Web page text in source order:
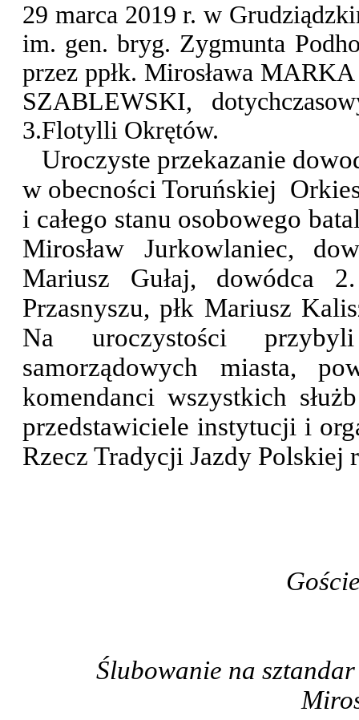
29 marca 2019 r. w
im. gen. bryg. Zygmunta
przez ppłk. Mirosława
SZABLEWSKI,
3.Flotylli Okrętów.
Uroczyste przekazanie
w obecności Toruńskiej
i całego stanu osobowego
Mirosław Jurkowlaniec,
Mariusz Gułaj, dowódca
Przasnyszu, płk Mariusz
Na uroczystości
samorządowych miasta,
komendanci wszystkich
przedstawiciele instytucji i
Rzecz Tradycji Jazdy Polskiej
Ślubowanie na